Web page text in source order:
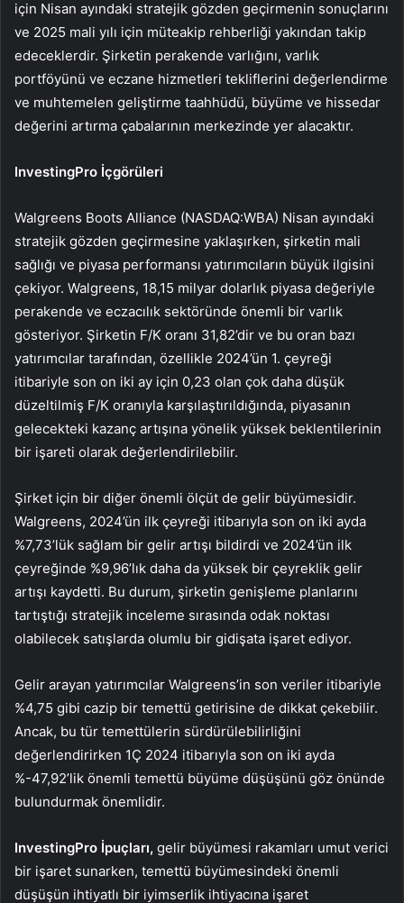
için Nisan ayındaki stratejik gözden geçirmenin sonuçlarını
ve 2025 mali yılı için müteakip rehberliği yakından takip
edeceklerdir. Şirketin perakende varlığını, varlık
portföyünü ve eczane hizmetleri tekliflerini değerlendirme
ve muhtemelen geliştirme taahhüdü, büyüme ve hissedar
değerini artırma çabalarının merkezinde yer alacaktır.
InvestingPro İçgörüleri
Walgreens Boots Alliance (NASDAQ:WBA) Nisan ayındaki
stratejik gözden geçirmesine yaklaşırken, şirketin mali
sağlığı ve piyasa performansı yatırımcıların büyük ilgisini
çekiyor. Walgreens, 18,15 milyar dolarlık piyasa değeriyle
perakende ve eczacılık sektöründe önemli bir varlık
gösteriyor. Şirketin F/K oranı 31,82’dir ve bu oran bazı
yatırımcılar tarafından, özellikle 2024’ün 1. çeyreği
itibariyle son on iki ay için 0,23 olan çok daha düşük
düzeltilmiş F/K oranıyla karşılaştırıldığında, piyasanın
gelecekteki kazanç artışına yönelik yüksek beklentilerinin
bir işareti olarak değerlendirilebilir.
Şirket için bir diğer önemli ölçüt de gelir büyümesidir.
Walgreens, 2024’ün ilk çeyreği itibarıyla son on iki ayda
%7,73’lük sağlam bir gelir artışı bildirdi ve 2024’ün ilk
çeyreğinde %9,96’lık daha da yüksek bir çeyreklik gelir
artışı kaydetti. Bu durum, şirketin genişleme planlarını
tartıştığı stratejik inceleme sırasında odak noktası
olabilecek satışlarda olumlu bir gidişata işaret ediyor.
Gelir arayan yatırımcılar Walgreens’in son veriler itibariyle
%4,75 gibi cazip bir temettü getirisine de dikkat çekebilir.
Ancak, bu tür temettülerin sürdürülebilirliğini
değerlendirirken 1Ç 2024 itibarıyla son on iki ayda
%-47,92’lik önemli temettü büyüme düşüşünü göz önünde
bulundurmak önemlidir.
InvestingPro İpuçları, gelir büyümesi rakamları umut verici
bir işaret sunarken, temettü büyümesindeki önemli
düşüşün ihtiyatlı bir iyimserlik ihtiyacına işaret